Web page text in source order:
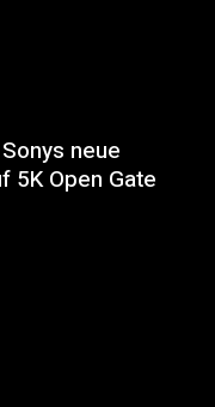
neue
5K Open Gate